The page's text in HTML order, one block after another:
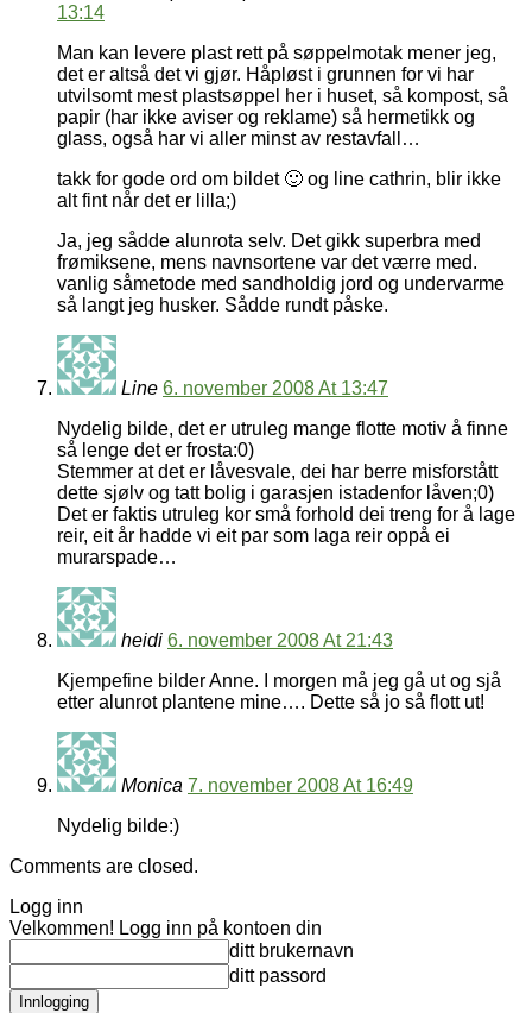
13:14
Man kan levere plast rett på søppelmotak mener jeg,
det er altså det vi gjør. Håpløst i grunnen for vi har
utvilsomt mest plastsøppel her i huset, så kompost, så
papir (har ikke aviser og reklame) så hermetikk og
glass, også har vi aller minst av restavfall…
takk for gode ord om bildet 🙂 og line cathrin, blir ikke
alt fint når det er lilla;)
Ja, jeg sådde alunrota selv. Det gikk superbra med
frømiksene, mens navnsortene var det værre med.
vanlig såmetode med sandholdig jord og undervarme
så langt jeg husker. Sådde rundt påske.
Line 6. november 2008 At 13:47
Nydelig bilde, det er utruleg mange flotte motiv å finne
så lenge det er frosta:0)
Stemmer at det er låvesvale, dei har berre misforstått
dette sjølv og tatt bolig i garasjen istadenfor låven;0)
Det er faktis utruleg kor små forhold dei treng for å lage
reir, eit år hadde vi eit par som laga reir oppå ei
murarspade…
heidi 6. november 2008 At 21:43
Kjempefine bilder Anne. I morgen må jeg gå ut og sjå
etter alunrot plantene mine…. Dette så jo så flott ut!
Monica 7. november 2008 At 16:49
Nydelig bilde:)
Comments are closed.
Logg inn
Velkommen! Logg inn på kontoen din
ditt brukernavn
ditt passord